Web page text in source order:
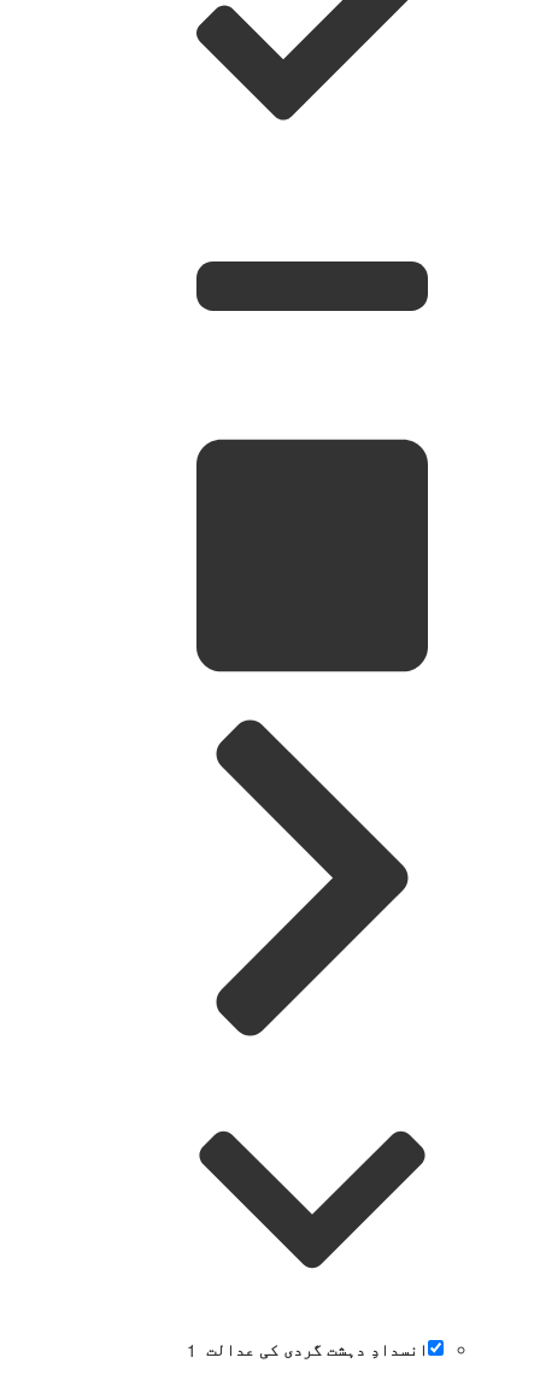
انسدادِ دہشت گردی کی عدالت
1